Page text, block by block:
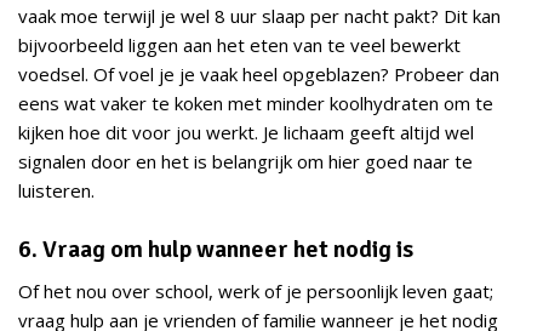
vaak moe terwijl je wel 8 uur slaap per nacht pakt? Dit kan
bijvoorbeeld liggen aan het eten van te veel bewerkt
voedsel. Of voel je je vaak heel opgeblazen? Probeer dan
eens wat vaker te koken met minder koolhydraten om te
kijken hoe dit voor jou werkt. Je lichaam geeft altijd wel
signalen door en het is belangrijk om hier goed naar te
luisteren.
6. Vraag om hulp wanneer het nodig is
Of het nou over school, werk of je persoonlijk leven gaat;
vraag hulp aan je vrienden of familie wanneer je het nodig